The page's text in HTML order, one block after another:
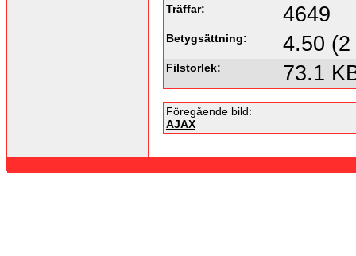
Träffar: 4649
Betygsättning: 4.50
Filstorlek: 73.1
Föregående bild:
AJAX